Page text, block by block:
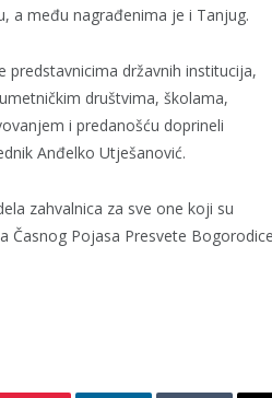
a među nagrađenima je i Tanjug.
predstavnicima državnih institucija,
društvima, školama,
i predanošću doprineli
Anđelko Utješanović.
zahvalnica za sve one koji su
Časnog Pojasa Presvete Bogorodice